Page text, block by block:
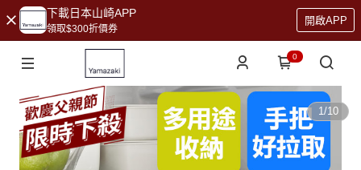
下載日本山崎APP
領取$300折價券
開啟APP
0
1/10